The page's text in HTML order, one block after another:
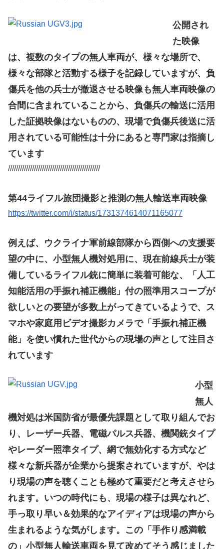
公開され
た映像
は、複数のタイプの無人車両が、様々な場所で、
様々な部隊と活動する様子を記録していますが、負
傷兵を他の兵士が撤退させる映像も無人車両映像の
合間に含まれていることから、負傷兵の輸送に活用
した証拠映像はないものの、現場で負傷兵後送に活
用されている可能性は十分にあると専門家は指摘し
ています
//////////////////////////////////////////////
第44ライフル旅団撮影と推測の無人輸送車両映像
https://twitter.com/i/status/1731374614071165077
例えば、ウクライナ軍前線部隊から西側への支援要
望の中に、小型無人機対処用に、現在前線兵士が装
備しているライフル銃に簡単に装着可能な、「人工
知能活用の手振れ補正機能」付の照準用スコープが
欲しいとの要望が多数上がってきているようで、ス
マホや家庭用ビデオ撮影カメラで「手振れ補正機
能」を使い慣れた世代からの現場の声として注目さ
れています
小型
無人
機対処は米国防省が最優先課題として取り組んでお
り、レーザー兵器、電磁パルス兵器、機関銃タイプ
やレーダー照準タイプ、網で無効化する方式など
様々な新兵器が企業から提案されていますが、やは
り現場の声を聴くことも極めて重要だと考えさせら
れます。いつの時代にも、現場の様子は異なれど、
手っ取り早い＆効果的なアイディアは現場の声から
生まれるような気がします。この「手作り感満載
の」小型無人輸送車両を見て改めてそう感じました